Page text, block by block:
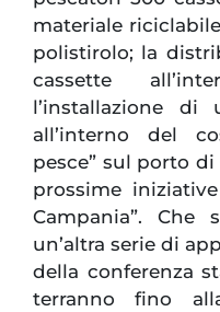
materiale
polistirolo; la
cassette
l’installazione di
all’interno del
pesce” sul porto
prossime
Campania”. Che
un’altra serie di
della conferenza
terranno fino